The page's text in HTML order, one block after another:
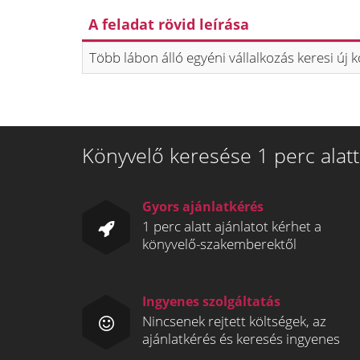
A feladat rövid leírása
Több lábon álló egyéni vállalkozás keresi új
Könyvelő keresése 1 perc
Gyors ajánlatkérés
1 perc alatt ajánlatot kérhet a
könyvelő-szakemberektől
Ingyenes szolgáltatás
Nincsenek rejtett költségek, az
ajánlatkérés és keresés ingyenes